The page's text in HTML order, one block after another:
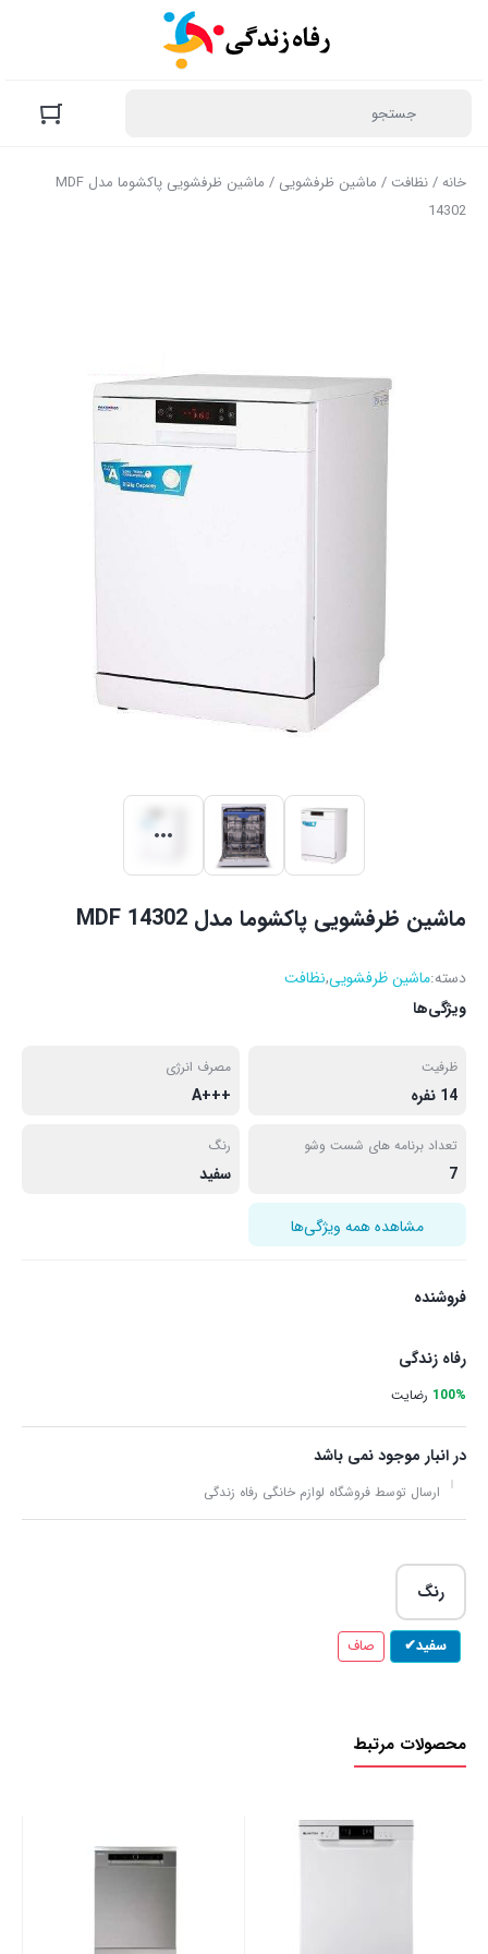
خانه/نظافت / ماشین ظرفشویی
/ ماشین ظرفشویی پاکشوما مدل MDF
14302
ماشین ظرفشویی پاکشوما مدل MDF 14302
دسته:ماشین ظرفشویی,نظافت
ویژگی‌ها
ظرفیت
14 نفره
مصرف انرژی
+++A
تعداد برنامه های شست وشو
7
رنگ
سفید
مشاهده همه ویژگی‌ها
فروشنده
رفاه زندگی
100% رضایت
در انبار موجود نمی باشد
ارسال توسط فروشگاه لوازم خانگی رفاه زندگی
رنگ
سفید صاف
محصولات مرتبط